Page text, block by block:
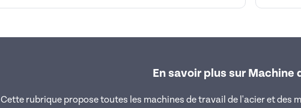
En savoir plus sur Machine
Cette rubrique propose toutes les machines de travail de l'acier et des